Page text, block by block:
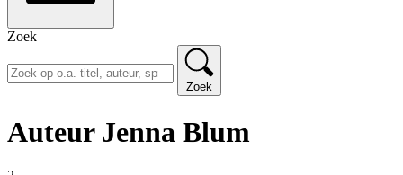
Zoek
Zoek
Auteur Jenna Blum